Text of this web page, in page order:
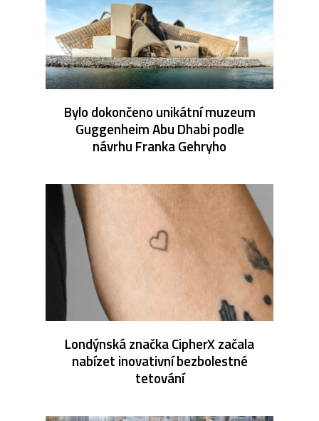
Bylo dokončeno unikátní muzeum
Guggenheim Abu Dhabi podle
návrhu Franka Gehryho
Londýnská značka CipherX začala
nabízet inovativní bezbolestné
tetování